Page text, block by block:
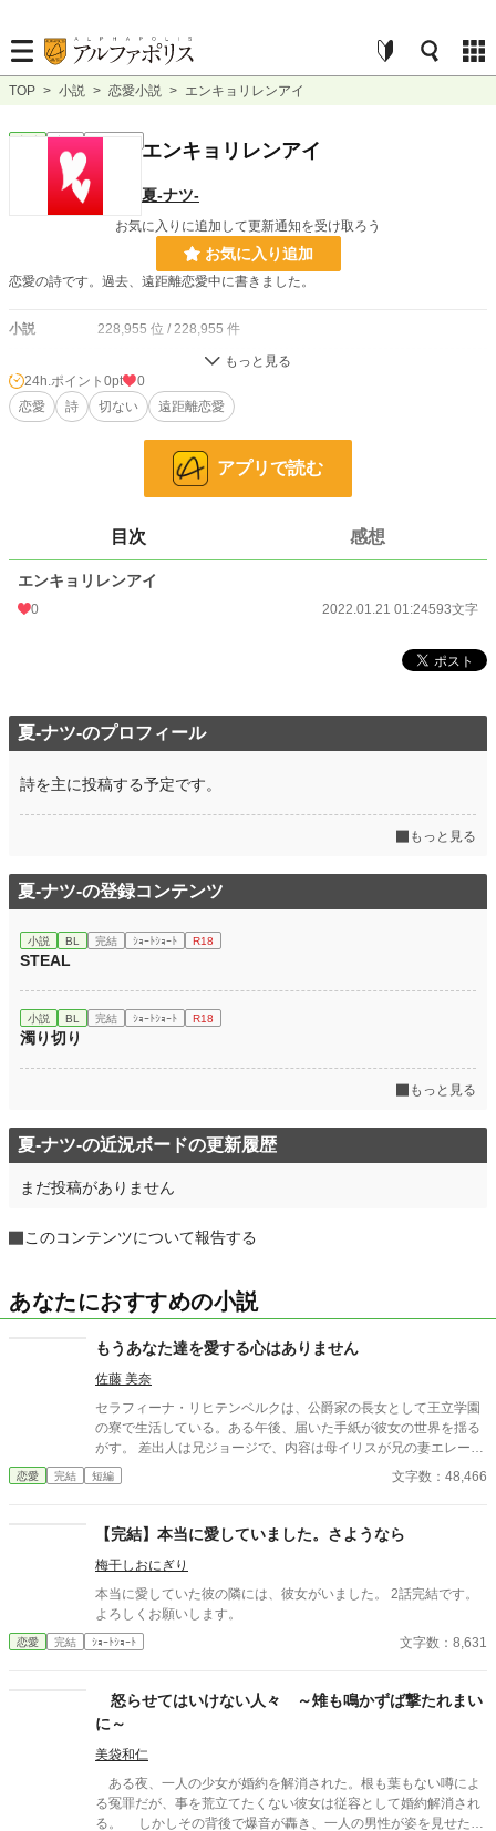
TOP > 小説 > 恋愛小説 > エンキョリレンアイ
完結 ｼｮｰﾄｼｮｰﾄ エンキョリレンアイ
夏-ナツ-
お気に入りに追加して更新通知を受け取ろう
お気に入り追加
恋愛の詩です。過去、遠距離恋愛中に書きました。
小説 228,955 位 / 228,955 件
66,405 位 / 66,405 件
お気に入り 1
初回公開日時 2022.01.21 01:24
初回完結日時
年間ポイント 21 pt (176,521 位)
累計ポイント 834 pt (203,702 位)
24h.ポイント 0pt
0
恋愛
詩 切ない 遠距離恋愛
アプリで読む
目次 感想
エンキョリレンアイ
0 2022.01.21 01:24593文字
夏-ナツ-のプロフィール
詩を主に投稿する予定です。
もっと見る
夏-ナツ-の登録コンテンツ
小説 BL 完結 ｼｮｰﾄｼｮｰﾄ R18
STEAL
小説 BL 完結 ｼｮｰﾄｼｮｰﾄ R18
濁り切り
もっと見る
夏-ナツ-の近況ボードの更新履歴
まだ投稿がありません
このコンテンツについて報告する
あなたにおすすめの小説
もうあなた達を愛する心はありません
佐藤 美奈
セラフィーナ・リヒテンベルクは、公爵家の長女として王立学園
の寮で生活している。ある午後、届いた手紙が彼女の世界を揺る
がす。 差出人は兄ジョージで、内容は母イリスが兄の妻エレーヌ
をいびっているというものだった。最初は信じられなかったが、
手紙の中で兄は母の嫉妬に苦しむエレーヌを心配し、セラフィー
なかったが、兄の必死な頼みに胸が痛む。 セラフィーナは、一年
ぶりに実家に帰ると、母が物置に閉じ込められていた。幸せだっ
た家族の日常が壊れていく。魔法やファンタジー異世界系は、途
中からあるかもしれません。
恋愛 完結 短編 文字数：48,466
【完結】本当に愛していました。さようなら
梅干しおにぎり
本当に愛していた彼の隣には、彼女がいました。 2話完結です。
よろしくお願いします。
恋愛 完結 ｼｮｰﾄｼｮｰﾄ 文字数：8,631
怒らせてはいけない人々 ～雉も鳴かずば撃たれまい
に～
美袋和仁
ある夜、一人の少女が婚約を解消された。根も葉もない噂によ
る冤罪だが、事を荒立てたくない彼女は従容として婚約解消され
る。 しかしその背後で爆音が轟き、一人の男性が姿を見せた。